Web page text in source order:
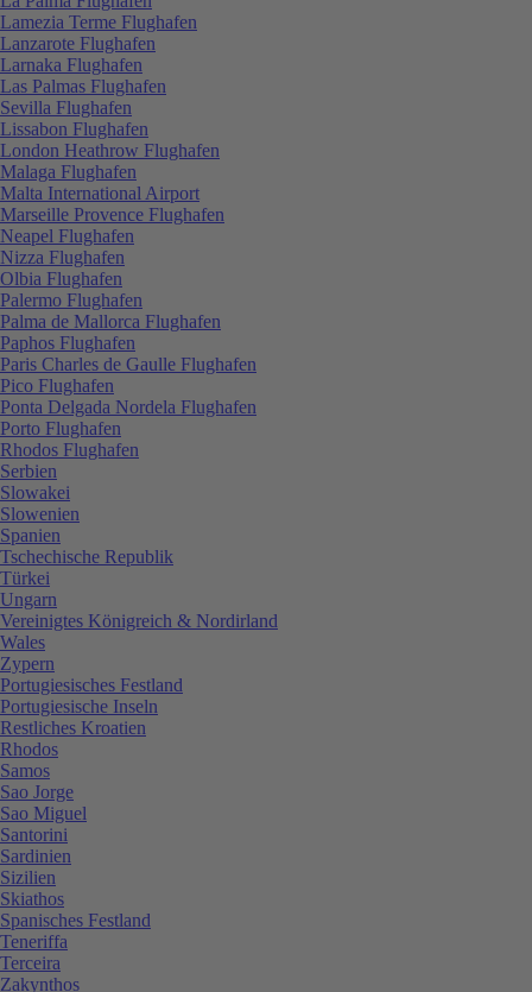
Lamezia Terme Flughafen
Lanzarote Flughafen
Larnaka Flughafen
Las Palmas Flughafen
Sevilla Flughafen
Lissabon Flughafen
London Heathrow Flughafen
Malaga Flughafen
Malta International Airport
Marseille Provence Flughafen
Neapel Flughafen
Nizza Flughafen
Olbia Flughafen
Palermo Flughafen
Palma de Mallorca Flughafen
Paphos Flughafen
Paris Charles de Gaulle Flughafen
Pico Flughafen
Ponta Delgada Nordela Flughafen
Porto Flughafen
Rhodos Flughafen
Serbien
Slowakei
Slowenien
Spanien
Tschechische Republik
Türkei
Ungarn
Vereinigtes Königreich & Nordirland
Wales
Zypern
Portugiesisches Festland
Portugiesische Inseln
Restliches Kroatien
Rhodos
Samos
Sao Jorge
Sao Miguel
Santorini
Sardinien
Sizilien
Skiathos
Spanisches Festland
Teneriffa
Terceira
Zakynthos